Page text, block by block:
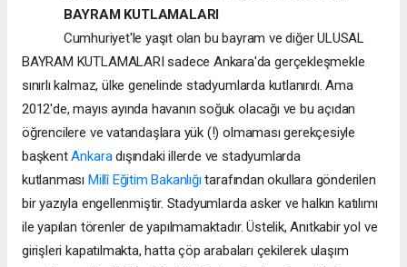
BAYRAM KUTLAMALARI
Cumhuriyet'le yaşıt olan bu bayram ve diğer ULUSAL
BAYRAM KUTLAMALARI sadece Ankara'da gerçekleşmekle
sınırlı kalmaz, ülke genelinde stadyumlarda kutlanırdı. Ama
2012'de, mayıs ayında havanın soğuk olacağı ve bu açıdan
öğrencilere ve vatandaşlara yük (!) olmaması gerekçesiyle
başkentAnkaradışındaki illerde ve stadyumlarda
kutlanması Millî Eğitim Bakanlığıtarafından okullara gönderilen
bir yazıyla engellenmiştir. Stadyumlarda asker ve halkın katılımı
ile yapılan törenler de yapılmamaktadır. Üstelik, Anıtkabir yol ve
girişleri kapatılmakta, hatta çöp arabaları çekilerek ulaşım